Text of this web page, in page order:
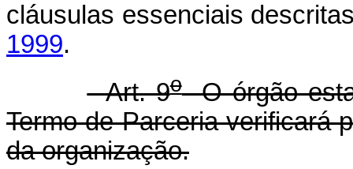
cláusulas essenciais
1999.
Art. 9oO órgão
Termo de Parceria verificará
da organização.